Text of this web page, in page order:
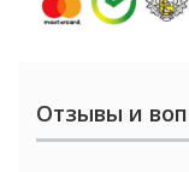
Отзывы и